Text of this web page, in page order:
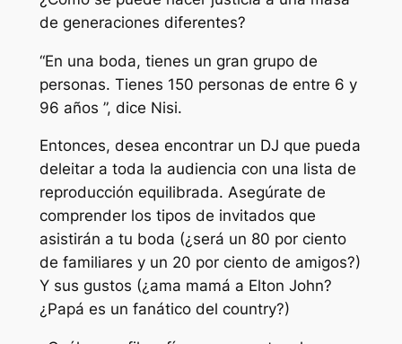
de generaciones diferentes?
“En una boda, tienes un gran grupo de
personas. Tienes 150 personas de entre 6 y
96 años ”, dice Nisi.
Entonces, desea encontrar un DJ que pueda
deleitar a toda la audiencia con una lista de
reproducción equilibrada. Asegúrate de
comprender los tipos de invitados que
asistirán a tu boda (¿será un 80 por ciento
de familiares y un 20 por ciento de amigos?)
Y sus gustos (¿ama mamá a Elton John?
¿Papá es un fanático del country?)